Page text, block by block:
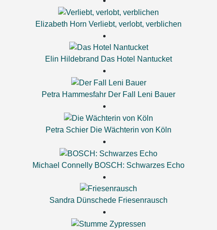
Elizabeth Horn Verliebt, verlobt, verblichen
Elin Hildebrand Das Hotel Nantucket
Petra Hammesfahr Der Fall Leni Bauer
Petra Schier Die Wächterin von Köln
Michael Connelly BOSCH: Schwarzes Echo
Sandra Dünschede Friesenrausch